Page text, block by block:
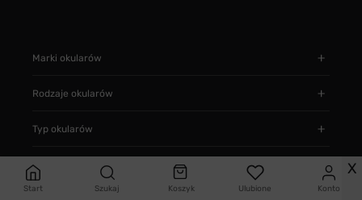
Start Szukaj Koszyk Ulubione Konto
Marki okularów
Rodzaje okularów
Typ okularów
Informacje X